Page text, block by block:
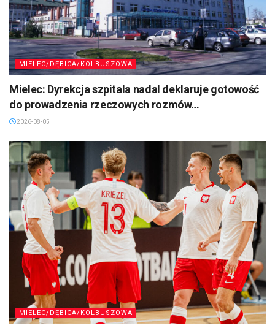
MIELEC/DĘBICA/KOLBUSZOWA
Mielec: Dyrekcja szpitala nadal deklaruje gotowość
do prowadzenia rzeczowych rozmów…
2026-08-05
MIELEC/DĘBICA/KOLBUSZOWA